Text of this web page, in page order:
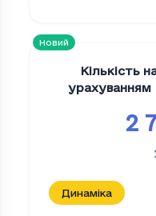
Новий
Кількість
2
Динаміка